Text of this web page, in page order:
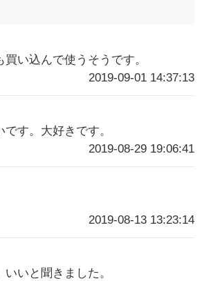
い込んで使うそうです。
2019-09-01 14:37:13
す。大好きです。
2019-08-29 19:06:41
2019-08-13 13:23:14
いと聞きました。